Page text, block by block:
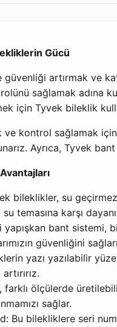
Gücü
artırmak ve
sağlamak adına
için Tyvek bileklik
kontrol sağlamak
Ayrıca, Tyvek
bileklikler, su
temasına karşı
yapışkan bant sistemi,
güvenliğini
yazı yazılabilir
farklı ölçülerde
sağlar.
Bu bilekliklere seri